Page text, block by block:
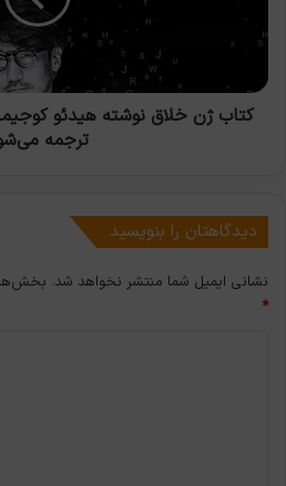
پاییز
به
انگلیسی
کتاب ژن خلاق نوشته هیدئو
ترجمه
دیدگاهتان را بنویسید
نشانی ایمیل شما منتشر نخواهد شد.
*